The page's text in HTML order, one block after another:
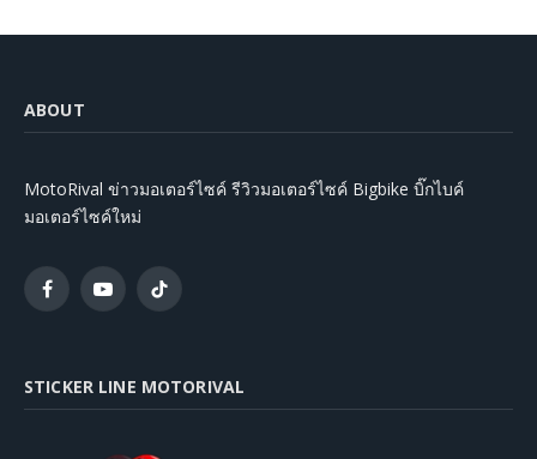
ABOUT
MotoRival ข่าวมอเตอร์ไซค์ รีวิวมอเตอร์ไซค์ Bigbike บิ๊กไบค์
มอเตอร์ไซค์ใหม่
FacebookYouTubeTikTok
STICKER LINE MOTORIVAL